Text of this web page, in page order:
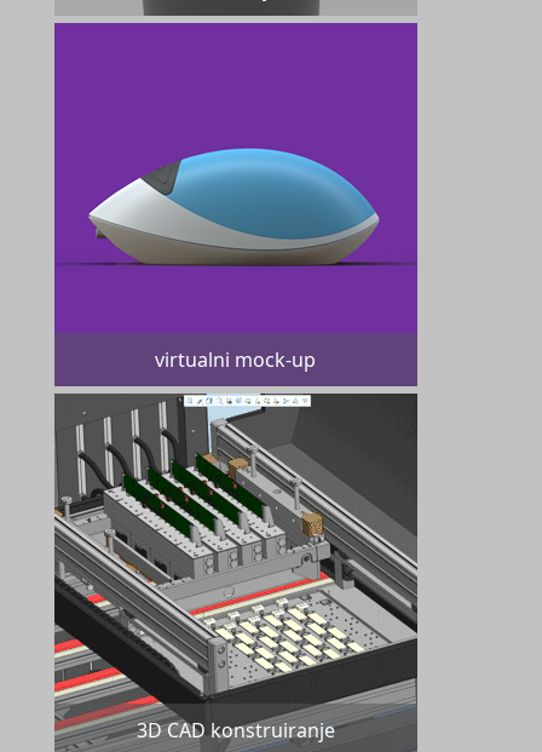
virtualni mock-up
3D CAD konstruiranje